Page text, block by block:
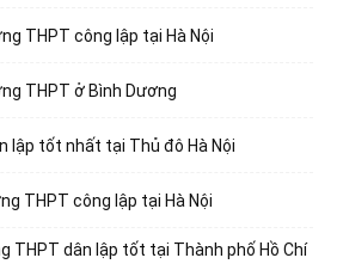
THPT công lập tại Hà Nội
THPT ở Bình Dương
lập tốt nhất tại Thủ đô Hà Nội
THPT công lập tại Hà Nội
THPT dân lập tốt tại Thành phố Hồ Chí